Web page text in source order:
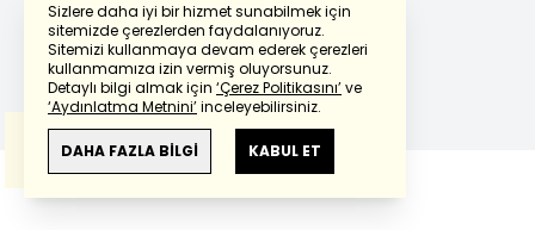
Sizlere daha iyi bir hizmet sunabilmek için
sitemizde çerezlerden faydalanıyoruz.
Sitemizi kullanmaya devam ederek çerezleri
kullanmamıza izin vermiş oluyorsunuz.
Detaylı bilgi almak için ‘Çerez Politikasını’ve
‘Aydınlatma Metnini’inceleyebilirsiniz.
DAHA FAZLA BİLGİ KABUL ET
Powered by Translate
Bu çevirideGoogle Transletekullanılmıştır.
Anlam ve çeviri hatalarından
haberturk.com
sorumlu değildir.